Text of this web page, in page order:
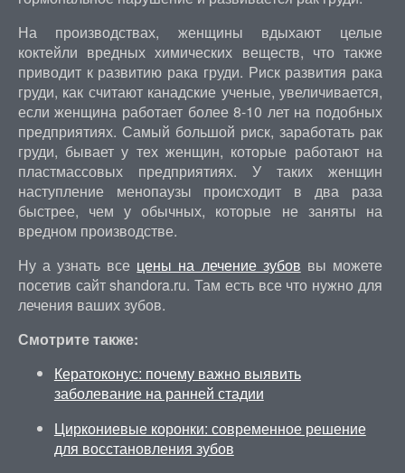
На производствах, женщины вдыхают целые
коктейли вредных химических веществ, что также
приводит к развитию рака груди. Риск развития рака
груди, как считают канадские ученые, увеличивается,
если женщина работает более 8-10 лет на подобных
предприятиях. Самый большой риск, заработать рак
груди, бывает у тех женщин, которые работают на
пластмассовых предприятиях. У таких женщин
наступление менопаузы происходит в два раза
быстрее, чем у обычных, которые не заняты на
вредном производстве.
Ну а узнать все цены на лечение зубов вы можете
посетив сайт shandora.ru. Там есть все что нужно для
лечения ваших зубов.
Смотрите также:
Кератоконус: почему важно выявить
заболевание на ранней стадии
Циркониевые коронки: современное решение
для восстановления зубов